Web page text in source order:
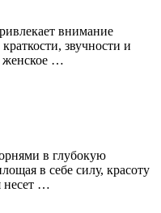
внимание
звучности и
женское …
в глубокую
в себе силу, красоту
несет …